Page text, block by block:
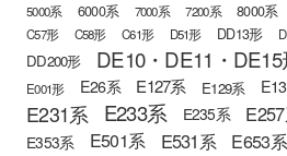
5000系 6000系 7000系 7200系 8000系
C57形
C58形 C61形 D51形 DD13形
DD200形 DE10・DE11・
E001形 E26系 E127系 E129系
E231系 E233系 E235系
E353系 E501系 E531系 E653系